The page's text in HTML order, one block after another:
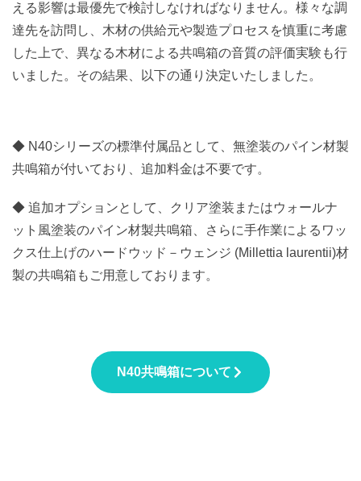
える影響は最優先で検討しなければなりません。様々な調
達先を訪問し、木材の供給元や製造プロセスを慎重に考慮
した上で、異なる木材による共鳴箱の音質の評価実験も行
いました。その結果、以下の通り決定いたしました。
◆ N40シリーズの標準付属品として、無塗装のパイン材製
共鳴箱が付いており、追加料金は不要です。
◆ 追加オプションとして、クリア塗装またはウォールナ
ット風塗装のパイン材製共鳴箱、さらに手作業によるワッ
クス仕上げのハードウッド－ウェンジ (Millettia laurentii)材
製の共鳴箱もご用意しております。
N40共鳴箱について